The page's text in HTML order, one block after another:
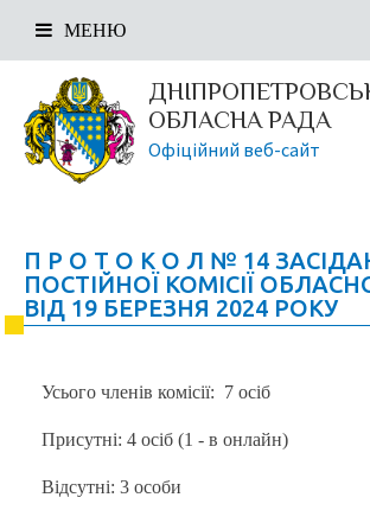
ОБЛАСНА РАДА
Офіційний веб-сайт
МЕНЮ
П Р О Т О К О Л № 14
ПОСТІЙНОЇ КОМІСІЇ
ВІД 19 БЕРЕЗНЯ 2024 РОКУ
Усього членів комісії: 7 осіб
Присутні: 4 осіб (1 - в онлайн)
Відсутні: 3 особи